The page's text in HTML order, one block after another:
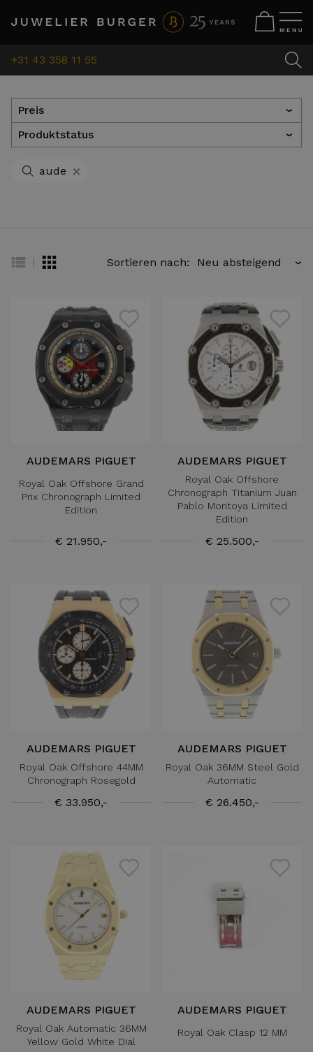
+31 43 358 11 55
Preis ›
Produktstatus ›
aude +
| Sortieren nach: ›
AUDEMARS PIGUET
Royal Oak Offshore Grand
Prix Chronograph Limited
Edition
€ 21.950,-
AUDEMARS PIGUET
Royal Oak Offshore
Chronograph Titanium Juan
Pablo Montoya Limited
Edition
€ 25.500,-
AUDEMARS PIGUET
Royal Oak Offshore 44MM
Chronograph Rosegold
€ 33.950,-
AUDEMARS PIGUET
Royal Oak 36MM Steel Gold
Automatic
€ 26.450,-
AUDEMARS PIGUET
Royal Oak Automatic 36MM
Yellow Gold White Dial
AUDEMARS PIGUET
Royal Oak Clasp 12 MM